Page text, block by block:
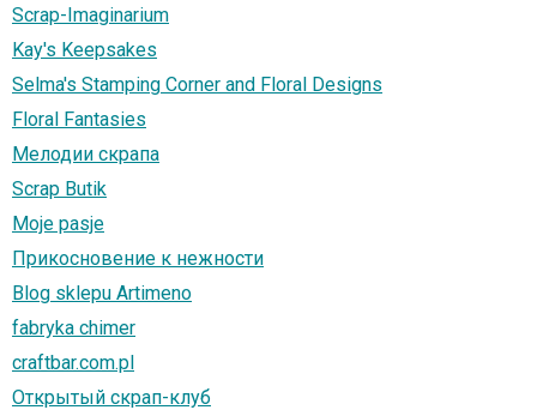
Scrap-Imaginarium
Kay's Keepsakes
Selma's Stamping Corner and Floral Designs
Floral Fantasies
Мелодии скрапа
Scrap Butik
Moje pasje
Прикосновение к нежности
Blog sklepu Artimeno
fabryka chimer
craftbar.com.pl
Открытый скрап-клуб